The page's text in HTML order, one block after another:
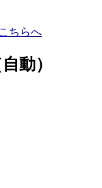
ちらへ
動）